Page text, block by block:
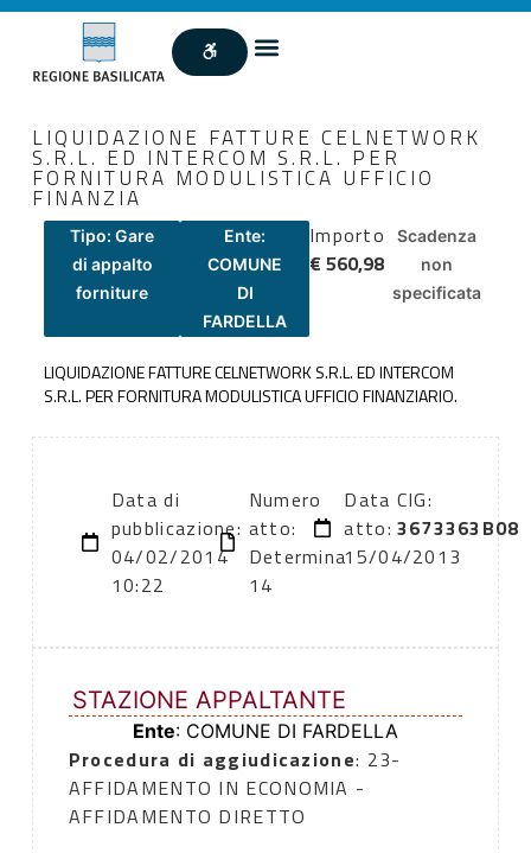
LIQUIDAZIONE FATTURE CELNETWORK
S.R.L. ED INTERCOM S.R.L. PER
FORNITURA MODULISTICA UFFICIO
FINANZIA
Tipo: Gare
di appalto
forniture
Ente:
COMUNE
DI
FARDELLA
Importo
€ 560,98
Scadenza
non
specificata
LIQUIDAZIONE FATTURE CELNETWORK S.R.L. ED INTERCOM
S.R.L. PER FORNITURA MODULISTICA UFFICIO FINANZIARIO.
Data di
pubblicazione:
04/02/2014
10:22
Numero
atto:
Determina
14
Data
atto:
15/04/2013
CIG:
3673363B08
STAZIONE APPALTANTE
Ente: COMUNE DI FARDELLA
Procedura di aggiudicazione: 23-
AFFIDAMENTO IN ECONOMIA -
AFFIDAMENTO DIRETTO